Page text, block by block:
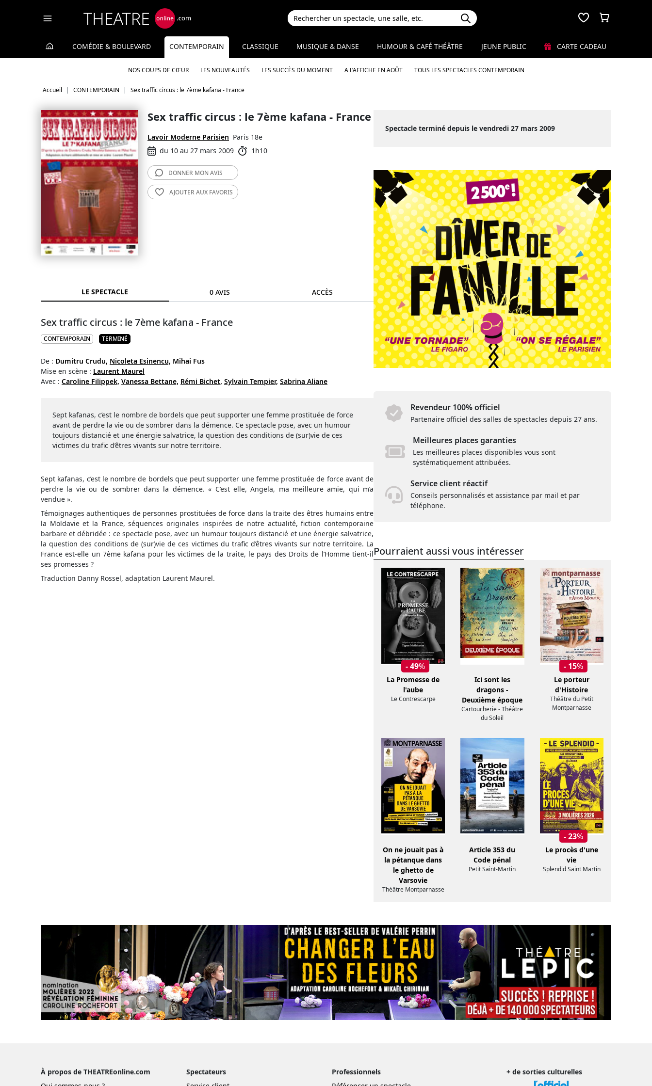
COMÉDIE & BOULEVARD CONTEMPORAIN
NOS COUPS DE CŒUR LES NOUVEAUTÉS LES SUCCÈS DU MOMENT A L’AFFICHE EN AOÛT TOUS LES SPECTACLES CONTEMPORAIN
CLASSIQUE MUSIQUE & DANSE HUMOUR & CAFÉ THÉÂTRE JEUNE PUBLIC CARTE CADEAU
Accueil CONTEMPORAIN Sex traffic circus : le 7ème kafana - France
Sex traffic circus : le 7ème kafana - France
Lavoir Moderne Parisien Paris 18e
du 10 au 27 mars 2009
1h10
DONNER MON AVIS
AJOUTER AUX FAVORIS
LE SPECTACLE 0 AVIS ACCÈS
Sex traffic circus : le 7ème kafana - France
CONTEMPORAIN TERMINÉ
De : Dumitru Crudu, Nicoleta Esinencu, Mihai Fus
Mise en scène : Laurent Maurel
Avec : Caroline Filippek, Vanessa Bettane, Rémi Bichet, Sylvain Tempier, Sabrina Aliane
Sept kafanas, c’est le nombre de bordels que peut supporter une femme prostituée de force
avant de perdre la vie ou de sombrer dans la démence. Ce spectacle pose, avec un humour
toujours distancié et une énergie salvatrice, la question des conditions de (sur)vie de ces
victimes du trafic d’êtres vivants sur notre territoire.
Sept kafanas, c’est le nombre de bordels que peut supporter une femme prostituée de force avant de
perdre la vie ou de sombrer dans la démence. « C’est elle, Angela, ma meilleure amie, qui m’a
vendue ».
Témoignages authentiques de personnes prostituées de force dans la traite des êtres humains entre
la Moldavie et la France, séquences originales inspirées de notre actualité, fiction contemporaine
barbare et débridée : ce spectacle pose, avec un humour toujours distancié et une énergie salvatrice,
la question des conditions de (sur)vie de ces victimes du trafic d’êtres vivants sur notre territoire. La
France est-elle un 7ème kafana pour les victimes de la traite, le pays des Droits de l’Homme tient-il
ses promesses ?
Traduction Danny Rossel, adaptation Laurent Maurel.
Spectacle terminé depuis le vendredi 27 mars 2009
Revendeur 100% officiel
Partenaire officiel des salles de spectacles depuis 27 ans.
Meilleures places garanties
Les meilleures places disponibles vous sont
systématiquement attribuées.
Service client réactif
Conseils personnalisés et assistance par mail et par
téléphone.
Pourraient aussi vous intéresser
- 49%
La Promesse de
l'aube
Le Contrescarpe
Ici sont les
dragons -
Deuxième époque
Cartoucherie - Théâtre
du Soleil
- 15%
Le porteur
d'Histoire
Théâtre du Petit
Montparnasse
On ne jouait pas à
la pétanque dans
le ghetto de
Varsovie
Théâtre Montparnasse
Article 353 du
Code pénal
Petit Saint-Martin
- 23%
Le procès d'une
vie
Splendid Saint Martin
À propos de THEATREonline.com
Spectateurs
Professionnels
+ de sorties culturelles